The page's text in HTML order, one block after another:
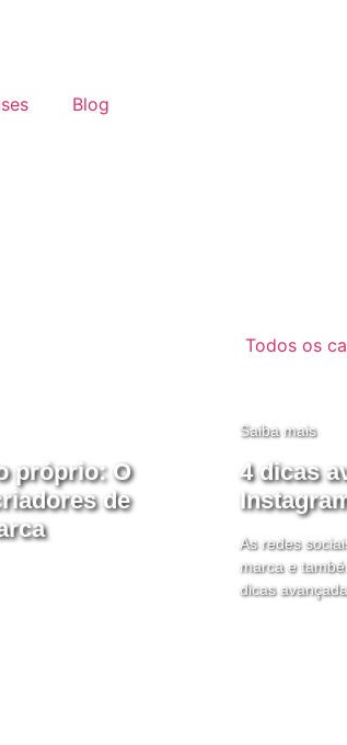
Blog
Todos os
próprio: O
de
Saiba mais
4 dicas
As redes
marca e
dicas